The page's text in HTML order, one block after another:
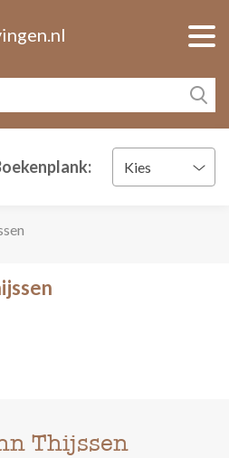
Kies
Thijssen